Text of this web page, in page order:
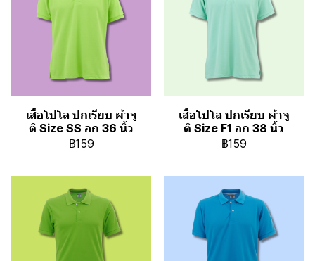
เสื้อโปโล ปกเรียบ ผ้าจู
ติ Size SS อก 36 นิ้ว
฿159
เสื้อโปโล ปกเรียบ ผ้าจู
ติ Size F1 อก 38 นิ้ว
฿159